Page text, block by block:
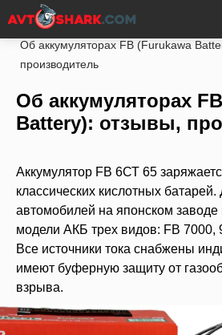
Главная Статьи
Об аккумуляторах FB (Furukawa
производитель
Об аккумуляторах
Battery): отзывы,
Аккумулятор FB 6СТ 65
классических кислотных
автомобилей на японском заводе
модели АКБ трех видов: FB 7000,
Все источники тока снабжены
имеют буферную защиту от
взрыва.